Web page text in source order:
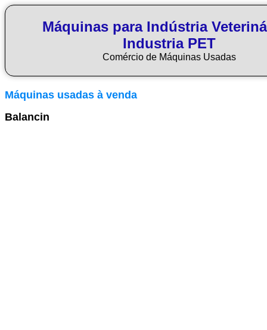
Máquinas para Indústria
Industria PET
Comércio de Máquinas Usadas
Máquinas usadas à venda
Balancin